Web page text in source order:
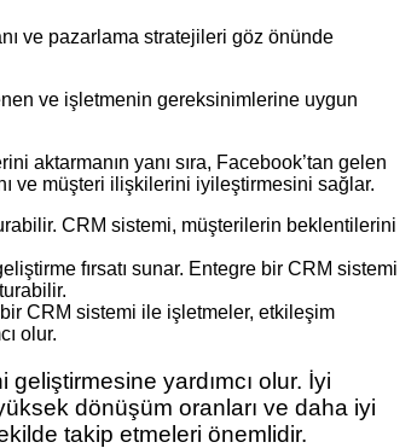
ve pazarlama stratejileri göz önünde
ve işletmenin gereksinimlerine uygun
aktarmanın yanı sıra, Facebook’tan gelen
ve müşteri ilişkilerini iyileştirmesini sağlar.
CRM sistemi, müşterilerin beklentilerini
fırsatı sunar. Entegre bir CRM sistemi
CRM sistemi ile işletmeler, etkileşim
olur.
yardımcı olur. İyi
dönüşüm oranları ve daha iyi
takip etmeleri önemlidir.